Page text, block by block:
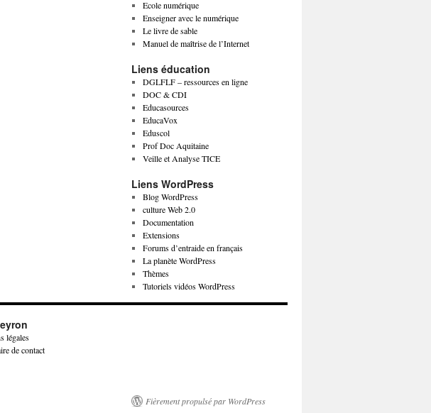
Ecole numérique
Enseigner avec le numérique
Le livre de sable
Manuel de maîtrise de l’Internet
Liens éducation
DGLFLF – ressources en ligne
DOC & CDI
Educasources
EducaVox
Eduscol
Prof Doc Aquitaine
Veille et Analyse TICE
Liens WordPress
Blog WordPress
culture Web 2.0
Documentation
Extensions
Forums d’entraide en français
La planète WordPress
Thèmes
Tutoriels vidéos WordPress
légales
de contact
Fièrement propulsé par WordPress